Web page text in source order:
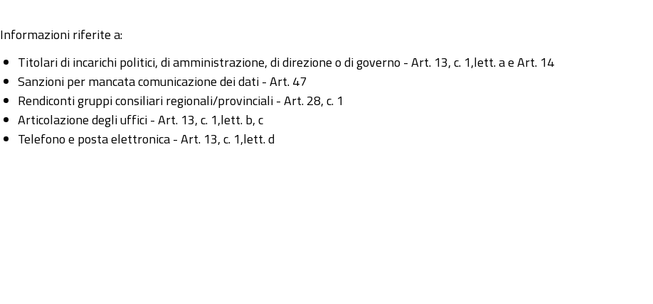
Informazioni riferite a:
Titolari di incarichi politici, di amministrazione, di direzione o di governo - Art. 13, c. 1,lett. a e Art. 14
Sanzioni per mancata comunicazione dei dati - Art. 47
Rendiconti gruppi consiliari regionali/provinciali - Art. 28, c. 1
Articolazione degli uffici - Art. 13, c. 1,lett. b, c
Telefono e posta elettronica - Art. 13, c. 1,lett. d